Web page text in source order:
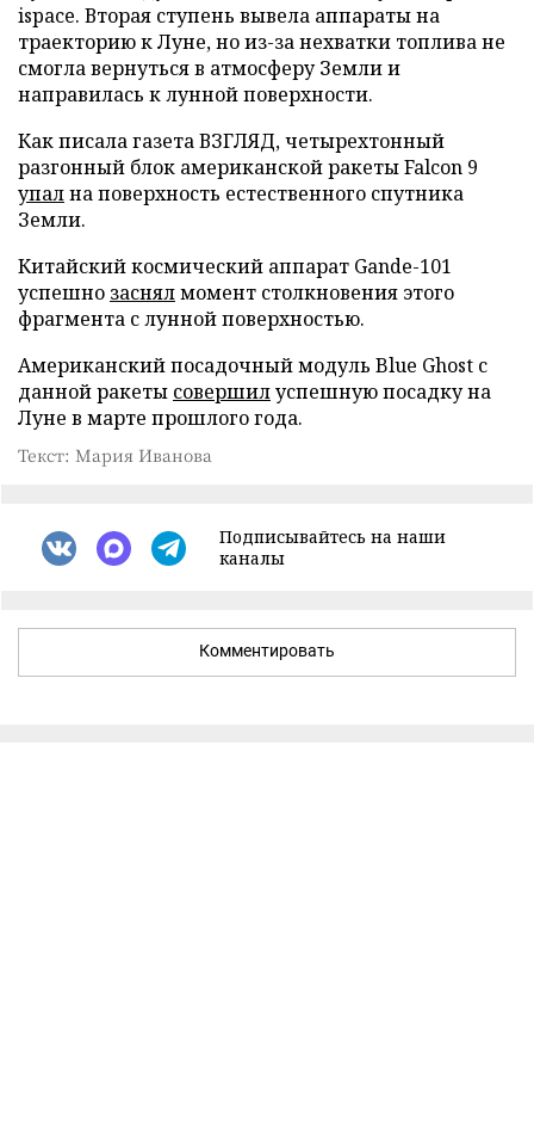
ispace. Вторая ступень вывела аппараты на
траекторию к Луне, но из-за нехватки топлива не
смогла вернуться в атмосферу Земли и
направилась к лунной поверхности.
Как писала газета ВЗГЛЯД, четырехтонный
разгонный блок американской ракеты Falcon 9
упална поверхность естественного спутника
Земли.
Китайский космический аппарат Gande-101
успешно заснялмомент столкновения этого
фрагмента с лунной поверхностью.
Американский посадочный модуль Blue Ghost с
данной ракеты совершилуспешную посадку на
Луне в марте прошлого года.
Текст: Мария Иванова
Подписывайтесь на наши
каналы
Комментировать